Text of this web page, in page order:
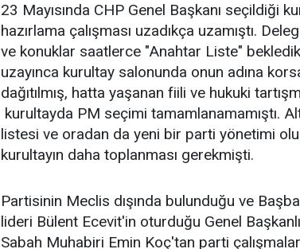
23 Mayısında CHP Genel Başkanı seçildiği
hazırlama çalışması uzadıkça uzamıştı.
ve konuklar saatlerce "Anahtar Liste"
uzayınca kurultay salonunda onun adına
dağıtılmış, hatta yaşanan fiili ve hukuki
kurultayda PM seçimi tamamlanamamıştı.
listesi ve oradan da yeni bir parti yönetimi
kurultayın daha toplanması gerekmişti.
Partisinin Meclis dışında bulunduğu ve
lideri Bülent Ecevit'in oturduğu Genel
Sabah Muhabiri Emin Koç'tan parti